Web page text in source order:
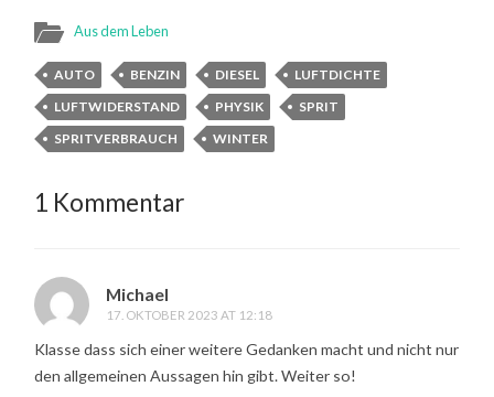
Aus dem Leben
AUTO BENZIN DIESEL
LUFTDICHTE
LUFTWIDERSTAND
PHYSIK
SPRIT
SPRITVERBRAUCH
WINTER
1 Kommentar
Michael
17. OKTOBER 2023 AT 12:18
Klasse dass sich einer weitere Gedanken macht und nicht nur
den allgemeinen Aussagen hin gibt. Weiter so!